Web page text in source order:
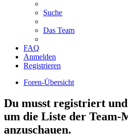
Suche
Das Team
FAQ
Anmelden
Registrieren
Foren-Übersicht
Du musst registriert
um die Liste der Team-
anzuschauen.